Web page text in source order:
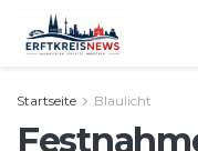
Startseite Blaulicht